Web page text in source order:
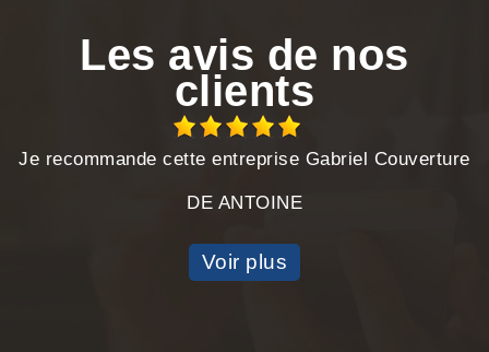
Les avis de nos
clients
Je recommande cette entreprise Gabriel Couverture
DE ANTOINE
Voir plus